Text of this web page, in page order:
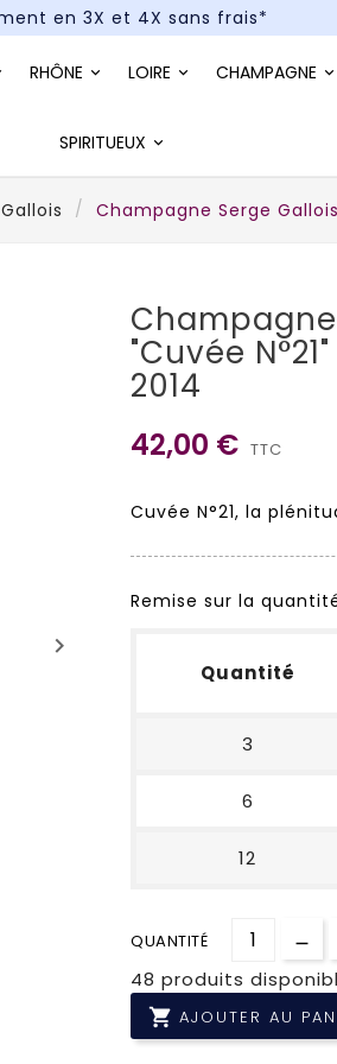
en 3X et 4X sans frais*
RHÔNE LOIRE CHAMPAGNE
SPIRITUEUX
Champagne Serge
keyboard_arrow_right
"Cuvée
2014
42,00 € TTC
Cuvée N°21, la
Remise sur la
Quantité
3
6
12
QUANTITÉ
48 produits
 AJOUTER AU